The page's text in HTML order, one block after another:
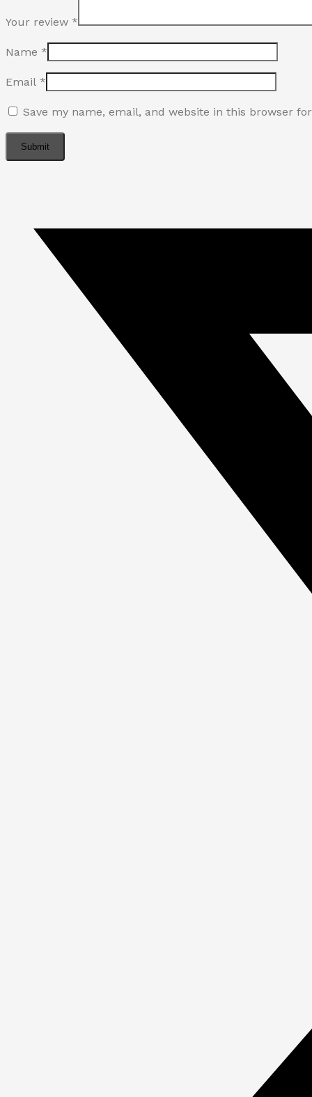
Your review *
Name *
Email *
Save my name, email, and website in this browser